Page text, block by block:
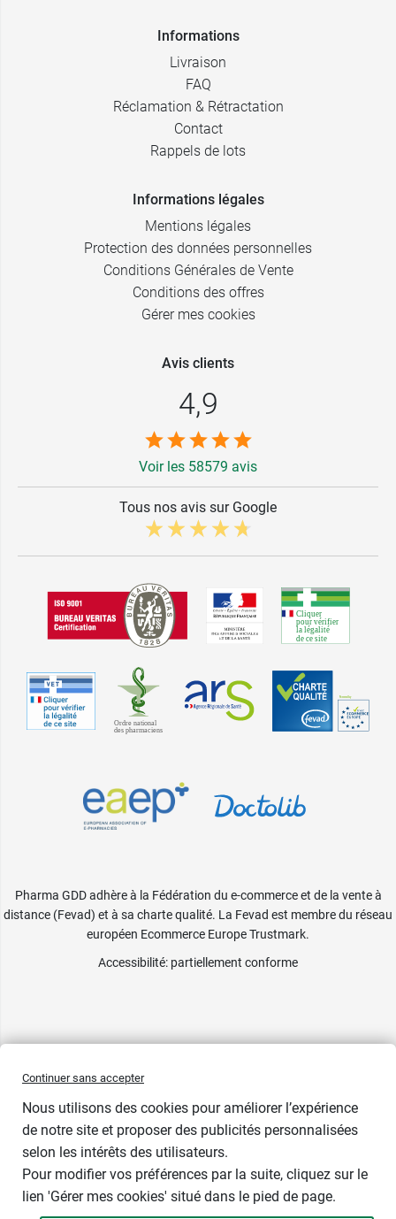
Informations
Livraison
FAQ
Réclamation & Rétractation
Contact
Rappels de lots
Informations légales
Mentions légales
Protection des données personnelles
Conditions Générales de Vente
Conditions des offres
Gérer mes cookies
Avis clients
4,9
Voir les 58579 avis
Tous nos avis sur Google
Pharma GDD adhère à la Fédération du e-commerce et de la vente à
distance (Fevad) et à sa charte qualité. La Fevad est membre du réseau
européen Ecommerce Europe Trustmark.
Accessibilité: partiellement conforme
Continuer sans accepter
Nous utilisons des cookies pour améliorer l’expérience
de notre site et proposer des publicités personnalisées
selon les intérêts des utilisateurs.
Pour modifier vos préférences par la suite, cliquez sur le
lien 'Gérer mes cookies' situé dans le pied de page.